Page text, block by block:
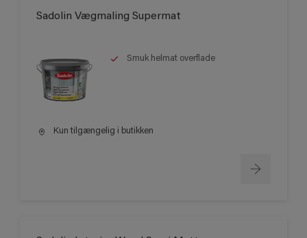
Sadolin Vægmaling Supermat
Smuk helmat overflade
Kun tilgængelig i butikken